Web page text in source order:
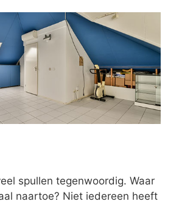
spullen tegenwoordig. Waar
naartoe? Niet iedereen heeft